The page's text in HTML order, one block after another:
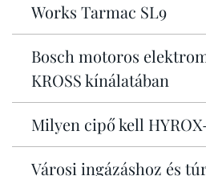
Works Tarmac SL9
Bosch motoros
KROSS kínálatában
Milyen cipő kell
Városi ingázáshoz és